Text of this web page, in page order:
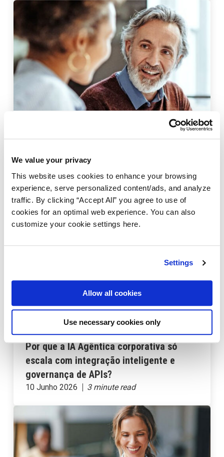
We value your privacy
This website uses cookies to enhance your browsing
experience, serve personalized content/ads, and analyze
traffic. By clicking “Accept All” you agree to use of
cookies for an optimal web experience. You can also
customize your cookie settings here.
Settings
Allow all cookies
Use necessary cookies only
ambientes híbridos sem perder o controle
operacional da sua arquitetura
18 Junho 2026
PLATAFORMA AMPLIFY API MANAGEMENT
Por que a IA Agêntica corporativa só
escala com integração inteligente e
governança de APIs?
10 Junho 2026